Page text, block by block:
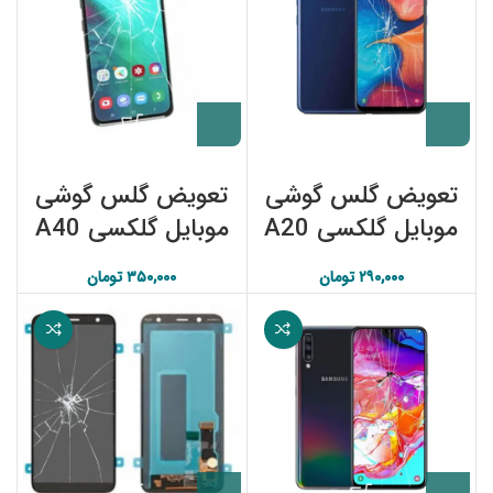
تعویض گلس گوشی
موبایل گلکسی A20
سامسونگ
۲۹۰,۰۰۰تومان
تعویض گلس گوشی
موبایل گلکسی A40
سامسونگ
۳۵۰,۰۰۰تومان